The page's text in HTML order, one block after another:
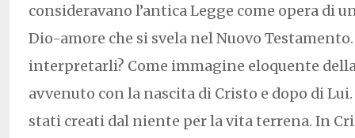
consideravano l’antica Legge come opera di
Dio-amore che si svela nel Nuovo
interpretarli? Come immagine eloquente
avvenuto con la nascita di Cristo e dopo di
stati creati dal niente per la vita terrena. In